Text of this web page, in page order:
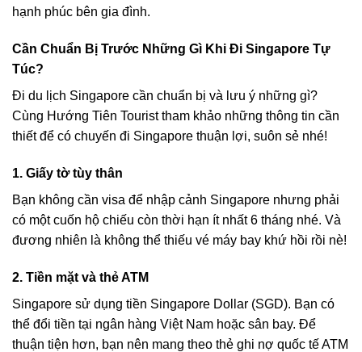
hạnh phúc bên gia đình.
Cần Chuẩn Bị Trước Những Gì Khi Đi Singapore Tự
Túc?
Đi du lịch Singapore cần chuẩn bị và lưu ý những gì?
Cùng Hướng Tiên Tourist tham khảo những thông tin cần
thiết để có chuyến đi Singapore thuận lợi, suôn sẻ nhé!
1. Giấy tờ tùy thân
Bạn không cần visa để nhập cảnh Singapore nhưng phải
có một cuốn hộ chiếu còn thời hạn ít nhất 6 tháng nhé. Và
đương nhiên là không thể thiếu vé máy bay khứ hồi rồi nè!
2. Tiền mặt và thẻ ATM
Singapore sử dụng tiền Singapore Dollar (SGD). Bạn có
thể đổi tiền tại ngân hàng Việt Nam hoặc sân bay. Để
thuận tiện hơn, bạn nên mang theo thẻ ghi nợ quốc tế ATM